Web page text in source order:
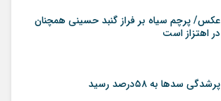
عکس/ پرچم سیاه بر فراز گنبد حسینی همچنان
در اهتزاز است
پرشدگی سدها به ۵۸درصد رسید